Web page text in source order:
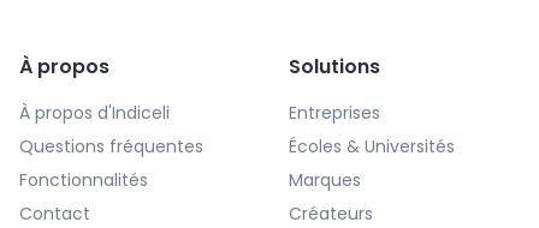
À propos
À propos d'Indiceli
Questions fréquentes
Fonctionnalités
Contact
Solutions
Entreprises
Écoles & Universités
Marques
Créateurs